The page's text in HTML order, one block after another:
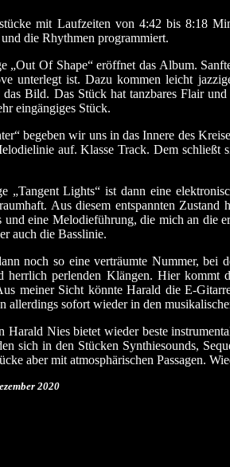
mit Laufzeiten von 4:42 bis 8:18
die Rhythmen programmiert.
„Out Of Shape“ eröffnet das Album.
unterlegt ist. Dazu kommen leicht
das Bild. Das Stück hat tanzbares Flair
eingängiges Stück.
begeben wir uns in das Innere des
auf. Klasse Track. Dem
„Tangent Lights“ ist dann eine
Aus diesem entspannten
und eine Melodieführung, die mich an die
auch die Basslinie.
noch so eine verträumte Nummer, bei
herrlich perlenden Klängen. Hier kommt
meiner Sicht könnte Harald die E-
allerdings sofort wieder in den
Harald Nies bietet wieder beste
sich in den Stücken Synthiesounds,
aber mit atmosphärischen Passagen.
2020